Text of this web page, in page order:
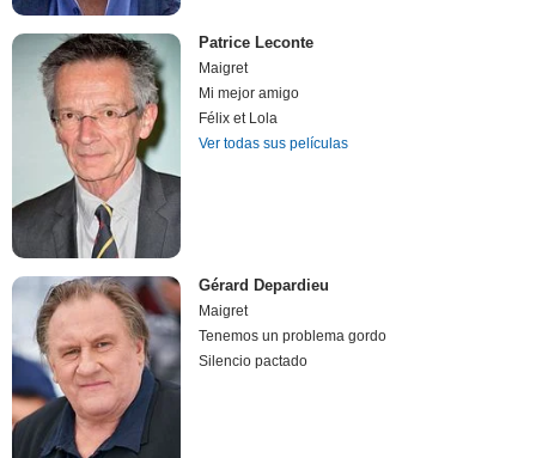
Patrice Leconte
Maigret
Mi mejor amigo
Félix et Lola
Ver todas sus películas
Gérard Depardieu
Maigret
Tenemos un problema gordo
Silencio pactado